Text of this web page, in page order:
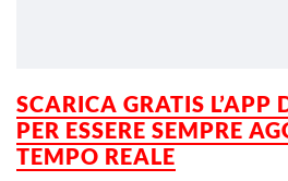
SCARICA GRATIS L’APP
PER ESSERE SEMPRE
TEMPO REALE